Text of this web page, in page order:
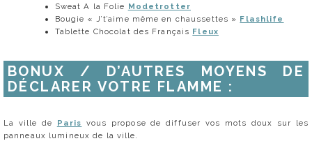
Sweat A la Folie Modetrotter
Bougie « J’t’aime même en chaussettes » Flashlife
Tablette Chocolat des Français Fleux
BONUX / D’AUTRES MOYENS DE
DÉCLARER VOTRE FLAMME :
La ville de Paris vous propose de diffuser vos mots doux sur les
panneaux lumineux de la ville.